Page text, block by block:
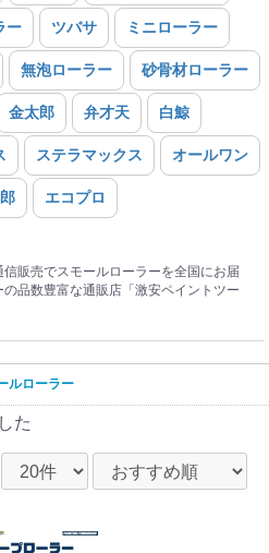
ー ツバサ ミニローラー
無泡ローラー 砂骨材ローラー
金太郎 弁才天 白鯨
ステラマックス オールワン
エコプロ
販売でスモールローラーを全国にお届
品数豊富な通販店「激安ペイントツー
ルローラー
た